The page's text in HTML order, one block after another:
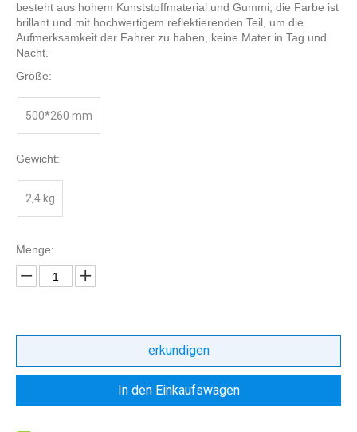
besteht aus hohem Kunststoffmaterial und Gummi, die Farbe ist
brillant und mit hochwertigem reflektierenden Teil, um die
Aufmerksamkeit der Fahrer zu haben, keine Mater in Tag und
Nacht.
Größe:
500*260 mm
Gewicht:
2,4 kg
Menge:
erkundigen
In den Einkaufswagen